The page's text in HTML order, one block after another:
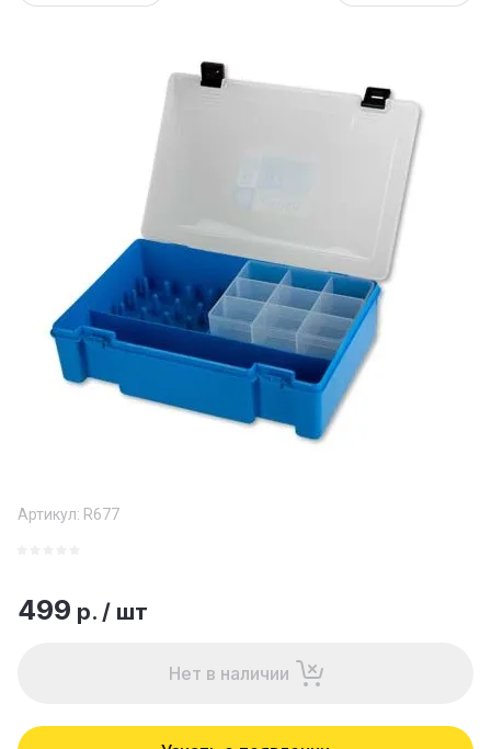
Артикул: R677
499 р. / шт
Нет в наличии